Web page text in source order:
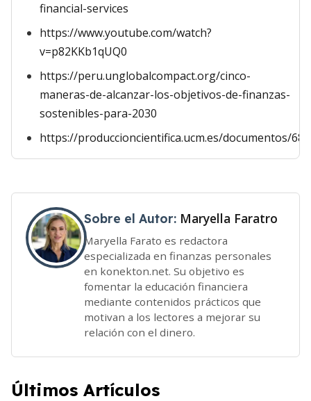
financial-services
https://www.youtube.com/watch?
v=p82KKb1qUQ0
https://peru.unglobalcompact.org/cinco-
maneras-de-alcanzar-los-objetivos-de-finanzas-
sostenibles-para-2030
https://produccioncientifica.ucm.es/documentos/
Sobre el Autor: Maryella Faratro
Maryella Farato es redactora
especializada en finanzas personales
en konekton.net. Su objetivo es
fomentar la educación financiera
mediante contenidos prácticos que
motivan a los lectores a mejorar su
relación con el dinero.
Últimos Artículos